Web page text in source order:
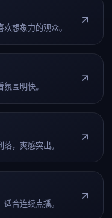
想象力的观众。
围明快。
，爽感突出。
合连续点播。